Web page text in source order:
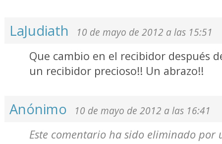
LaJudiath 10 de mayo de 2012 a las 15:51
Que cambio en el recibidor después
un recibidor precioso!! Un abrazo!!
Anónimo 10 de mayo de 2012 a las 16:41
Este comentario ha sido eliminado